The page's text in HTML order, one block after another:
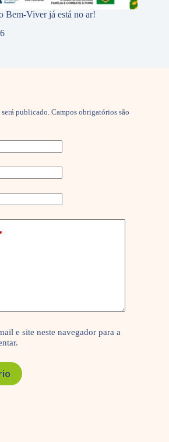
Bem-Viver já está no ar!
será publicado. Campos obrigatórios são
e site neste navegador para a